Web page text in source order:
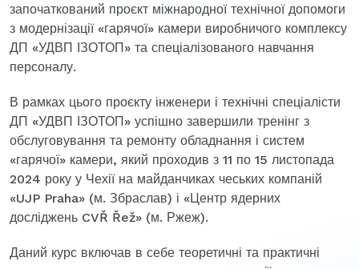
започаткований проєкт міжнародної технічної допомоги
з модернізації «гарячої» камери виробничого комплексу
ДП «УДВП ІЗОТОП» та спеціалізованого навчання
персоналу.
В рамках цього проєкту інженери і технічні спеціалісти
ДП «УДВП ІЗОТОП» успішно завершили тренінг з
обслуговування та ремонту обладнання і систем
«гарячої» камери, який проходив з 11 по 15 листопада
2024 року у Чехії на майданчиках чеських компаній
«UJP Praha» (м. Збраслав) і «Центр ядерних
досліджень CVŘ Řež» (м. Ржеж).
Даний курс включав в себе теоретичні та практичні